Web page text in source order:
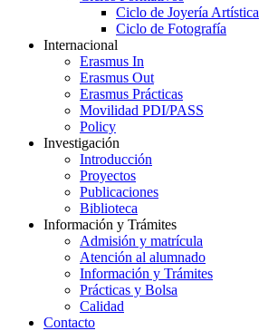
Ciclo de Joyería Artística
Ciclo de Fotografía
Internacional
Erasmus In
Erasmus Out
Erasmus Prácticas
Movilidad PDI/PASS
Policy
Investigación
Introducción
Proyectos
Publicaciones
Biblioteca
Información y Trámites
Admisión y matrícula
Atención al alumnado
Información y Trámites
Prácticas y Bolsa
Calidad
Contacto